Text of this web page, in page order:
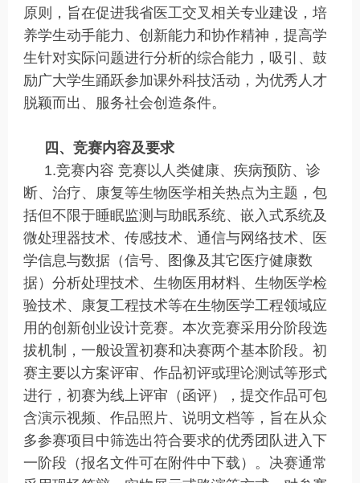
原则，旨在促进我省医工交叉相关专业建设，培
养学生动手能力、创新能力和协作精神，提高学
生针对实际问题进行分析的综合能力，吸引、鼓
励广大学生踊跃参加课外科技活动，为优秀人才
脱颖而出、服务社会创造条件。
四、竞赛内容及要求
1.竞赛内容 竞赛以人类健康、疾病预防、诊
断、治疗、康复等生物医学相关热点为主题，包
括但不限于睡眠监测与助眠系统、嵌入式系统及
微处理器技术、传感技术、通信与网络技术、医
学信息与数据（信号、图像及其它医疗健康数
据）分析处理技术、生物医用材料、生物医学检
验技术、康复工程技术等在生物医学工程领域应
用的创新创业设计竞赛。本次竞赛采用分阶段选
拔机制，一般设置初赛和决赛两个基本阶段。初
赛主要以方案评审、作品初评或理论测试等形式
进行，初赛为线上评审（函评），提交作品可包
含演示视频、作品照片、说明文档等，旨在从众
多参赛项目中筛选出符合要求的优秀团队进入下
一阶段（报名文件可在附件中下载）。决赛通常